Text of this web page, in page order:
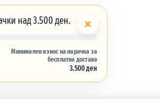
над 3.500 ден.
Минимален износ на нарачка за
бесплатна достава
3.500 ден
×